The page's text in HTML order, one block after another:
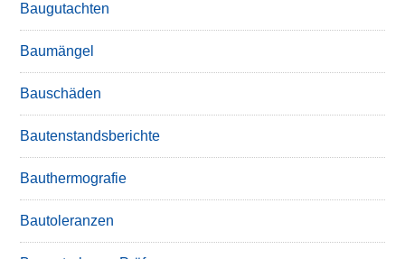
Baugutachten
Baumängel
Bauschäden
Bautenstandsberichte
Bauthermografie
Bautoleranzen